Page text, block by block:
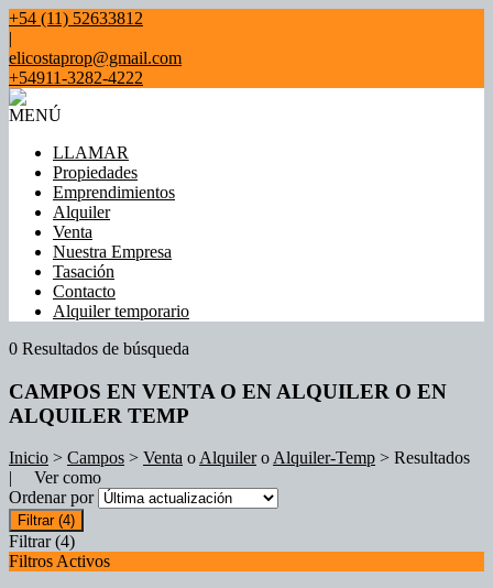
+54 (11) 52633812
|
elicostaprop@gmail.com
+54911-3282-4222
MENÚ
LLAMAR
Propiedades
Emprendimientos
Alquiler
Venta
Nuestra Empresa
Tasación
Contacto
Alquiler temporario
0 Resultados de búsqueda
CAMPOS EN VENTA O EN ALQUILER O EN
ALQUILER TEMP
Inicio > Campos > Venta oAlquileroAlquiler-Temp > Resultados
| Ver como
Ordenar por
Filtrar (4)
Filtrar (4)
Filtros Activos